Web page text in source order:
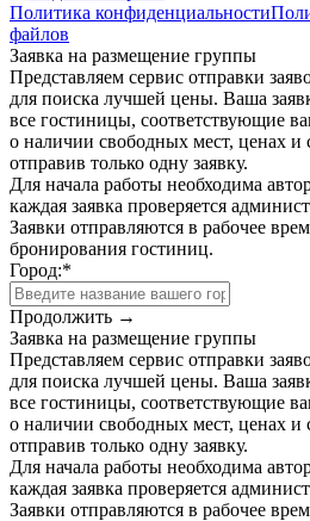
Политика конфиденциальности
файлов
Заявка на размещение группы
Представляем сервис отправки
для поиска лучшей цены. Ваша
все гостиницы, соответствующие
о наличии свободных мест, ценах и
отправив только одну заявку.
Для начала работы необходима
каждая заявка проверяется
Заявки отправляются в рабочее
бронирования гостиниц.
Город:*
Продолжить →
Заявка на размещение группы
Представляем сервис отправки
для поиска лучшей цены. Ваша
все гостиницы, соответствующие
о наличии свободных мест, ценах и
отправив только одну заявку.
Для начала работы необходима
каждая заявка проверяется
Заявки отправляются в рабочее